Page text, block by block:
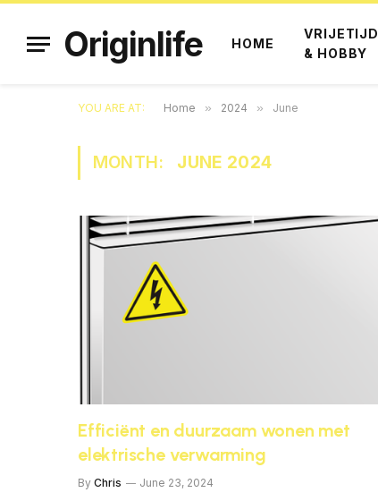
Originlife HOME
VRIJETIJD
& HOBBY
YOU ARE AT: Home » 2024 » June
MONTH: JUNE 2024
Efficiënt en duurzaam wonen met
elektrische verwarming
By Chris June 23, 2024